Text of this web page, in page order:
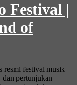
Festival |
of
resmi festival musik
pertunjukan